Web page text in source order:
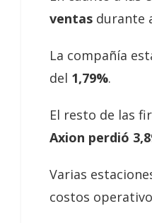
ventas durante
La compañía
del 1,79%.
El resto de las
Axion perdió
Varias
costos